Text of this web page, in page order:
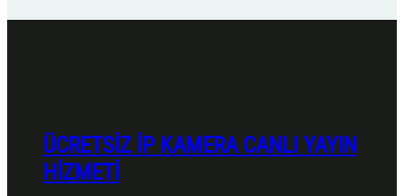
ÜCRETSİZ İP KAMERA CANLI YAYIN
HİZMETİ